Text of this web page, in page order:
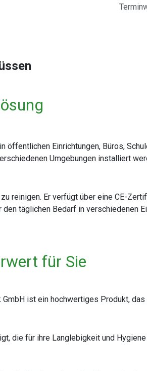
Einrichtungen, Büros,
Umgebungen installiert
reinigen. Er verfügt über eine CE-
täglichen Bedarf in verschiedenen
für Sie
ist ein hochwertiges Produkt,
die für ihre Langlebigkeit und